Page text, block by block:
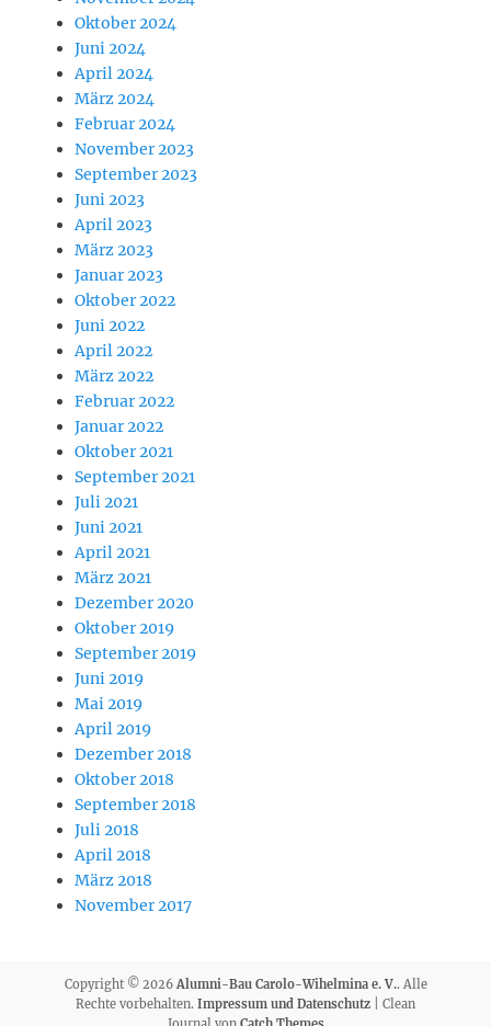
Oktober 2024
Juni 2024
April 2024
März 2024
Februar 2024
November 2023
September 2023
Juni 2023
April 2023
März 2023
Januar 2023
Oktober 2022
Juni 2022
April 2022
März 2022
Februar 2022
Januar 2022
Oktober 2021
September 2021
Juli 2021
Juni 2021
April 2021
März 2021
Dezember 2020
Oktober 2019
September 2019
Juni 2019
Mai 2019
April 2019
Dezember 2018
Oktober 2018
September 2018
Juli 2018
April 2018
März 2018
November 2017
Copyright © 2026 Alumni-Bau Carolo-Wihelmina e. V.. Alle
Rechte vorbehalten. Impressum und Datenschutz | Clean